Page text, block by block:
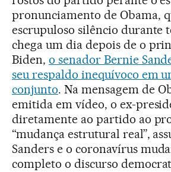
pronunciamento de Obama,
escrupuloso silêncio durante
chega um dia depois de o
Biden, o senador Bernie
seu respaldo inequívoco em
conjunto. Na mensagem de
emitida em vídeo, o ex-
diretamente ao partido ao
“mudança estrutural real”,
Sanders e o coronavírus
completo o discurso